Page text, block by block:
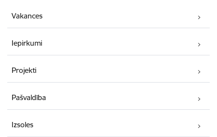
Vakances
Iepirkumi
Projekti
Pašvaldība
Izsoles